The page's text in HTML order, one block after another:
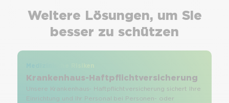
Weitere Lösungen, um Sie
besser zu schützen
Medizinische Risiken
Krankenhaus-Haftpflichtversicherung
Unsere Krankenhaus- Haftpflichtversicherung sichert Ihre
Einrichtung und Ihr Personal bei Personen- oder